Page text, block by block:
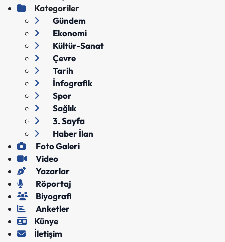
Kategoriler
Gündem
Ekonomi
Kültür-Sanat
Çevre
Tarih
İnfografik
Spor
Sağlık
3. Sayfa
Haber İlan
Foto Galeri
Video
Yazarlar
Röportaj
Biyografi
Anketler
Künye
İletişim